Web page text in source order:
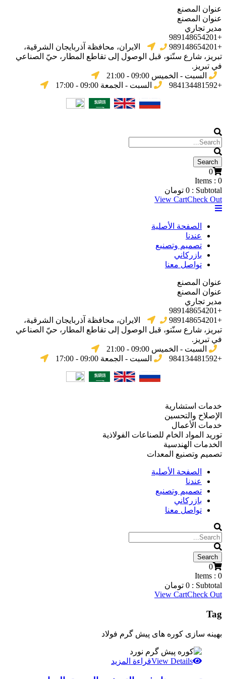
عنوان المصنع
عنوان المصنع
مدير تجاري
+989148654201
+989148654201
الایران، محافظة آذربایجان الشرقیة،
تبریز، شارع سنّتو، قبل الوصول إلى تقاطع المطار، حيّ الصناعي
في تبریز.
السبت - الخميس 09:00 - 21:00
+984134481592
السبت - الجمعة 09:00 - 17:00
0
Items : 0
Subtotal :
0 تومان
View CartCheck Out
الصفحة الأصلية
عندنا
تصميم وتصنيع
بازركاني
تواصل معنا
عنوان المصنع
عنوان المصنع
مدير تجاري
+989148654201
+989148654201
الایران، محافظة آذربایجان الشرقیة،
تبریز، شارع سنّتو، قبل الوصول إلى تقاطع المطار، حيّ الصناعي
في تبریز.
السبت - الخميس 09:00 - 21:00
+984134481592
السبت - الجمعة 09:00 - 17:00
خدمات استشارية
الإصلاح والتحسين
خدمات الأعمال
توريد المواد الخام للصناعات الفولاذية
الخدمات الهندسية
تصميم وتصنيع المعدات
الصفحة الأصلية
عندنا
تصميم وتصنيع
بازركاني
تواصل معنا
0
Items : 0
Subtotal :
0 تومان
View CartCheck Out
Tag
بهینه سازی کوره های پیش گرم فولاد
View Detailsقراءة المزيد